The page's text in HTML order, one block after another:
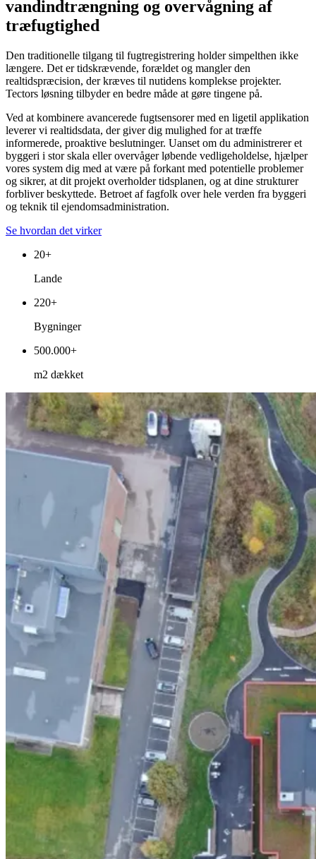
vandindtrængning og overvågning af
træfugtighed
Den traditionelle tilgang til fugtregistrering holder simpelthen ikke
længere. Det er tidskrævende, forældet og mangler den
realtidspræcision, der kræves til nutidens komplekse projekter.
Tectors løsning tilbyder en bedre måde at gøre tingene på.
Ved at kombinere avancerede fugtsensorer med en ligetil applikation
leverer vi realtidsdata, der giver dig mulighed for at træffe
informerede, proaktive beslutninger. Uanset om du administrerer et
byggeri i stor skala eller overvåger løbende vedligeholdelse, hjælper
vores system dig med at være på forkant med potentielle problemer
og sikrer, at dit projekt overholder tidsplanen, og at dine strukturer
forbliver beskyttede. Betroet af fagfolk over hele verden fra byggeri
og teknik til ejendomsadministration.
Se hvordan det virker
20+
Lande
220+
Bygninger
500.000+
m2 dækket